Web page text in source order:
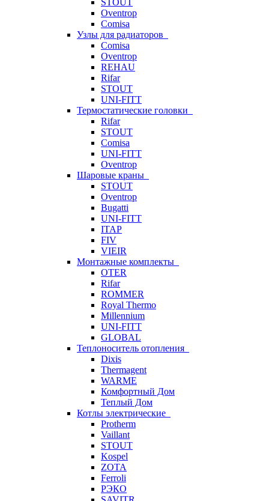
STOUT
Oventrop
Comisa
Узлы для радиаторов
Comisa
Oventrop
REHAU
Rifar
STOUT
UNI-FITT
Термостатические головки
Rifar
STOUT
Comisa
UNI-FITT
Oventrop
Шаровые краны
STOUT
Oventrop
Bugatti
UNI-FITT
ITAP
FIV
VIEIR
Монтажные комплекты
OTER
Rifar
ROMMER
Royal Thermo
Millennium
UNI-FITT
GLOBAL
Теплоноситель отопления
Dixis
Thermagent
WARME
Комфортный Дом
Теплый Дом
Котлы электрические
Protherm
Vaillant
STOUT
Kospel
ZOTA
Ferroli
РЭКО